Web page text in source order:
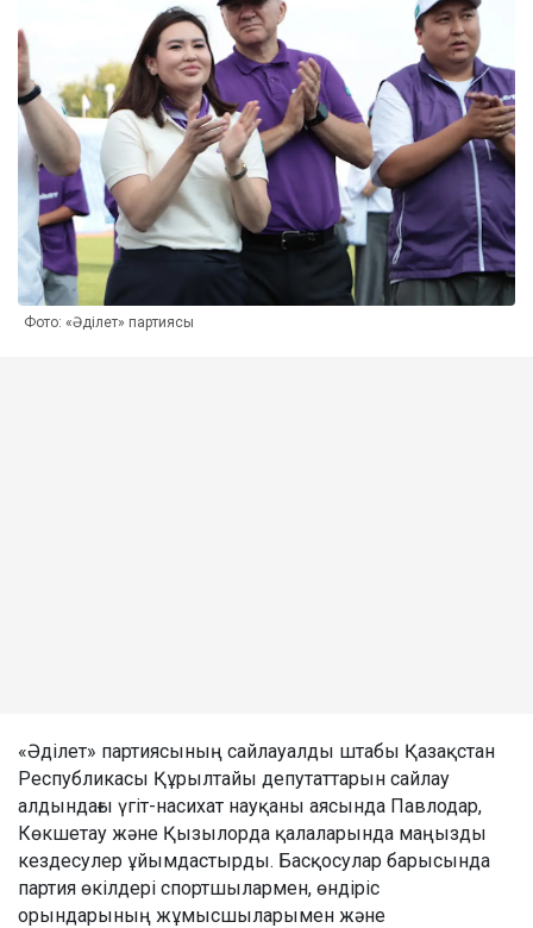
Фото: «Әділет» партиясы
«Әділет» партиясының сайлауалды штабы Қазақстан
Республикасы Құрылтайы депутаттарын сайлау
алдындағы үгіт-насихат науқаны аясында Павлодар,
Көкшетау және Қызылорда қалаларында маңызды
кездесулер ұйымдастырды. Басқосулар барысында
партия өкілдері спортшылармен, өндіріс
орындарының жұмысшыларымен және